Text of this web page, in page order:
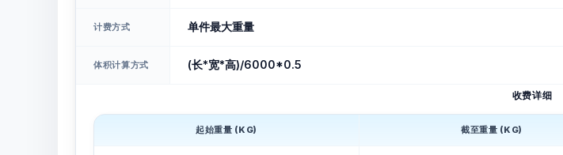
计费方式 单件最大重量
体积计算方式 (长*宽*高)/6000*0.5
收费详细
起始重量 (KG) 截至重量 (KG)